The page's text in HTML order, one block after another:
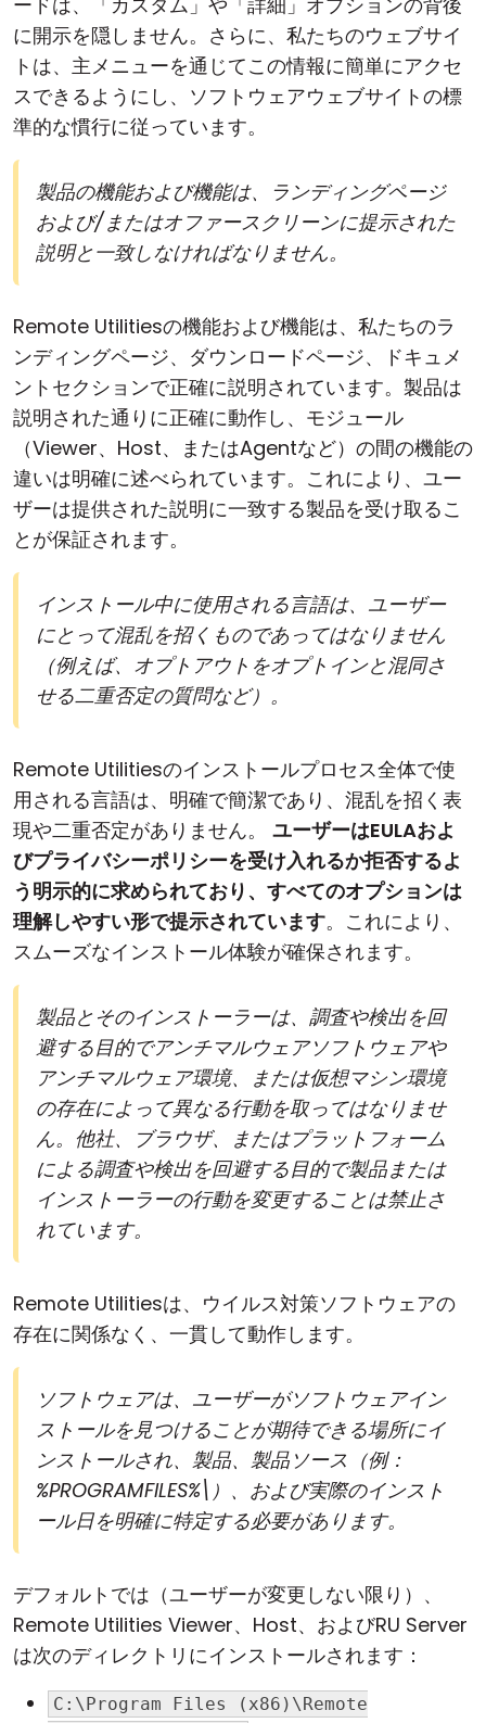
に開示を隠しません。さらに、私たちのウェブサイ
トは、主メニューを通じてこの情報に簡単にアクセ
スできるようにし、ソフトウェアウェブサイトの標
準的な慣行に従っています。
製品の機能および機能は、ランディングページ
および/またはオファースクリーンに提示された
説明と一致しなければなりません。
Remote Utilitiesの機能および機能は、私たちのラ
ンディングページ、ダウンロードページ、ドキュメ
ントセクションで正確に説明されています。製品は
説明された通りに正確に動作し、モジュール
（Viewer、Host、またはAgentなど）の間の機能の
違いは明確に述べられています。これにより、ユー
ザーは提供された説明に一致する製品を受け取るこ
とが保証されます。
インストール中に使用される言語は、ユーザー
にとって混乱を招くものであってはなりません
（例えば、オプトアウトをオプトインと混同さ
せる二重否定の質問など）。
Remote Utilitiesのインストールプロセス全体で使
用される言語は、明確で簡潔であり、混乱を招く表
現や二重否定がありません。 ユーザーはEULAおよ
びプライバシーポリシーを受け入れるか拒否するよ
う明示的に求められており、すべてのオプションは
理解しやすい形で提示されています。これにより、
スムーズなインストール体験が確保されます。
製品とそのインストーラーは、調査や検出を回
避する目的でアンチマルウェアソフトウェアや
アンチマルウェア環境、または仮想マシン環境
の存在によって異なる行動を取ってはなりませ
ん。他社、ブラウザ、またはプラットフォーム
による調査や検出を回避する目的で製品または
インストーラーの行動を変更することは禁止さ
れています。
Remote Utilitiesは、ウイルス対策ソフトウェアの
存在に関係なく、一貫して動作します。
ソフトウェアは、ユーザーがソフトウェアイン
ストールを見つけることが期待できる場所にイ
ンストールされ、製品、製品ソース（例：
%PROGRAMFILES%\）、および実際のインスト
ール日を明確に特定する必要があります。
デフォルトでは（ユーザーが変更しない限り）、
Remote Utilities Viewer、 Host、およびRU Server
は次のディレクトリにインストールされます：
C:\Program Files (x86)\Remote